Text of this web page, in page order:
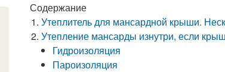
Содержание
Утеплитель для мансардной крыши.
Утепление мансарды изнутри, если
Гидроизоляция
Пароизоляция